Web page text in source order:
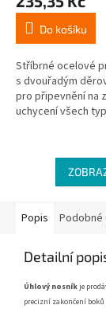
Do košíku
Stříbrné ocelové
s dvouřadým
pro připevnění na
uchycení všech
Popis Podobné
Detailní
Úhlový nosníkje
precizní zakončení boků